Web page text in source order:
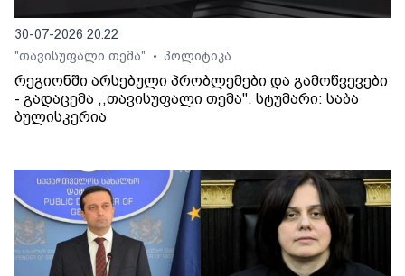
30-07-2026 20:22
"თავისუფალი თემა"
• პოლიტიკა
რეგიონში არსებული პრობლემები და გამოწვევები
- გადაცემა ,,თავისუფალი თემა". სტუმარი: საბა
ბულისკერია